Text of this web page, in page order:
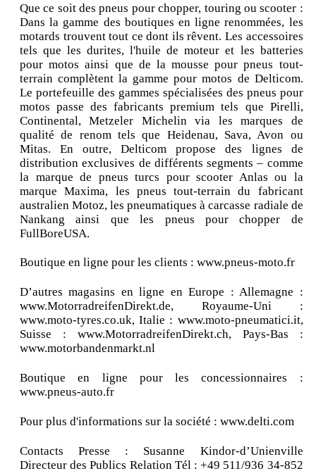
Que ce soit des pneus pour chopper, touring ou scooter :
Dans la gamme des boutiques en ligne renommées, les
motards trouvent tout ce dont ils rêvent. Les accessoires
tels que les durites, l'huile de moteur et les batteries
pour motos ainsi que de la mousse pour pneus tout-
terrain complètent la gamme pour motos de Delticom.
Le portefeuille des gammes spécialisées des pneus pour
motos passe des fabricants premium tels que Pirelli,
Continental, Metzeler Michelin via les marques de
qualité de renom tels que Heidenau, Sava, Avon ou
Mitas. En outre, Delticom propose des lignes de
distribution exclusives de différents segments – comme
la marque de pneus turcs pour scooter Anlas ou la
marque Maxima, les pneus tout-terrain du fabricant
australien Motoz, les pneumatiques à carcasse radiale de
Nankang ainsi que les pneus pour chopper de
FullBoreUSA.
Boutique en ligne pour les clients : www.pneus-moto.fr
D’autres magasins en ligne en Europe : Allemagne :
www.MotorradreifenDirekt.de, Royaume-Uni :
www.moto-tyres.co.uk, Italie : www.moto-pneumatici.it,
Suisse : www.MotorradreifenDirekt.ch, Pays-Bas :
www.motorbandenmarkt.nl
Boutique en ligne pour les concessionnaires :
www.pneus-auto.fr
Pour plus d'informations sur la société : www.delti.com
Contacts Presse : Susanne Kindor-d’Unienville
Directeur des Publics Relation Tél : +49 511/936 34-852